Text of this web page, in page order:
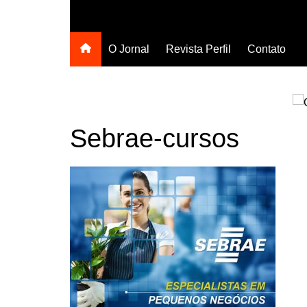
O Jornal Revista Perfil Contato
Sebrae-cursos